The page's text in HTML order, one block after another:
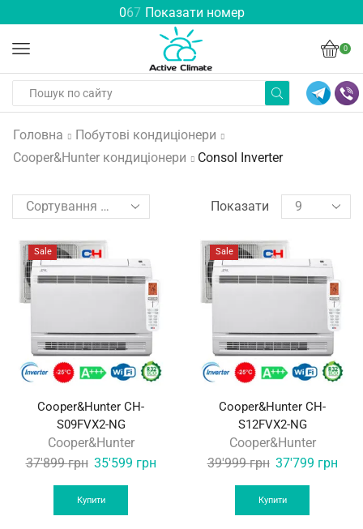
067 Показати номер
0
Головна
Побутові кондиціонери
Cooper&Hunter кондиціонери
Consol Inverter
Показати
Sale
Cooper&Hunter CH-
S09FVX2-NG
Cooper&Hunter
37'899грн Original
price
was:
37'899 грн.
35'599 грнCurrent
Купити
Sale
Cooper&Hunter CH-
S12FVX2-NG
Cooper&Hunter
39'999грн Original
price
was:
39'999 грн.
37'799 грн
Купити